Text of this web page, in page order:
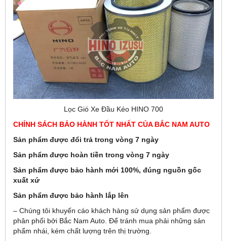
Lọc Gió Xe Đầu Kéo HINO 700
CHÍNH SÁCH BẢO HÀNH TỐT NHẤT CỦA BẮC NAM AUTO
Sản phẩm được đổi trả trong vòng 7 ngày
Sản phẩm được hoàn tiền trong vòng 7 ngày
Sản phẩm được bảo hành mới 100%, đúng nguồn gốc
xuất xứ
Sản phẩm được bảo hành lắp lên
– Chúng tôi khuyến cáo khách hàng sử dụng sản phẩm được
phân phối bởi Bắc Nam Auto. Để tránh mua phải những sản
phẩm nhái, kém chất lượng trên thị trường.